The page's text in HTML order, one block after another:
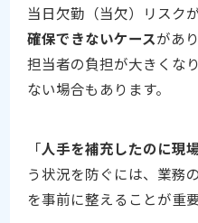
当日欠勤（当欠）リスク
確保できないケースがあ
担当者の負担が大きくな
ない場合もあります。
「人手を補充したのに現
う状況を防ぐには、業務
を事前に整えることが重要